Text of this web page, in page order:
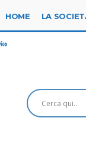
HOME LA